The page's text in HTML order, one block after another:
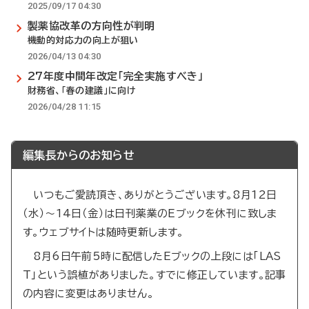
2025/09/17 04:30
製薬協改革の方向性が判明
機動的対応力の向上が狙い
2026/04/13 04:30
27年度中間年改定「完全実施すべき」
財務省、「春の建議」に向け
2026/04/28 11:15
編集長からのお知らせ
いつもご愛読頂き、ありがとうございます。8月12日
（水）～14日（金）は日刊薬業のEブックを休刊に致しま
す。ウェブサイトは随時更新します。
8月6日午前5時に配信したEブックの上段には「LAS
T」という誤植がありました。すでに修正しています。記事
の内容に変更はありません。